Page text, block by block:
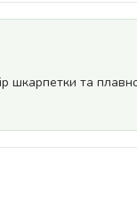
шкарпетки та